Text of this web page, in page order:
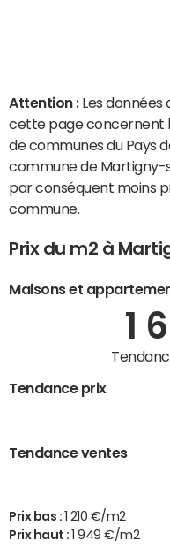
Attention : Les données
cette page concernent
de communes du Pays
commune de Martigny-
par conséquent moins
commune.
Prix du m2 à
Maisons et
1
Tendance prix
Tendance ventes
Prix bas :
1 210 €/m2
Prix haut :
1 949 €/m2